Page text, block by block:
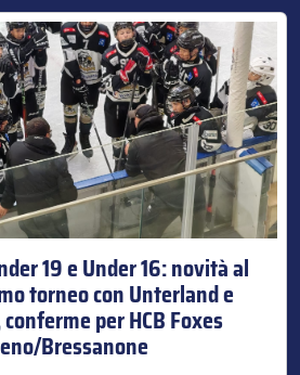
19 e Under 16: novità al
torneo con Unterland e
per HCB Foxes
Bressanone